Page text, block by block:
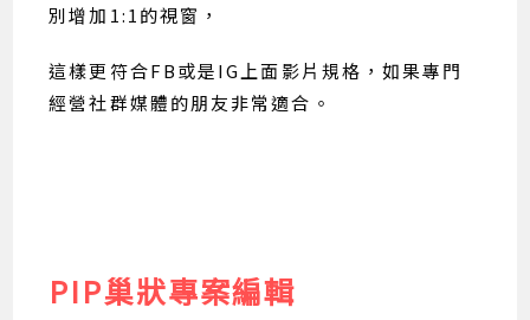
別增加1:1的視窗，
這樣更符合FB或是IG上面影片規格，如果專門
經營社群媒體的朋友非常適合。
PIP巢狀專案編輯